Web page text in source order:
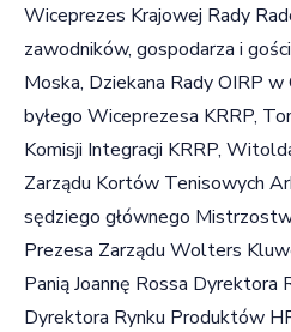
Wiceprezes Krajowej Rady
zawodników, gospodarza i
Moska, Dziekana Rady OIRP w
byłego Wiceprezesa KRRP,
Komisji Integracji KRRP,
Zarządu Kortów Tenisowych
sędziego głównego
Prezesa Zarządu Wolters
Panią Joannę Rossa Dyrektora
Dyrektora Rynku Produktów